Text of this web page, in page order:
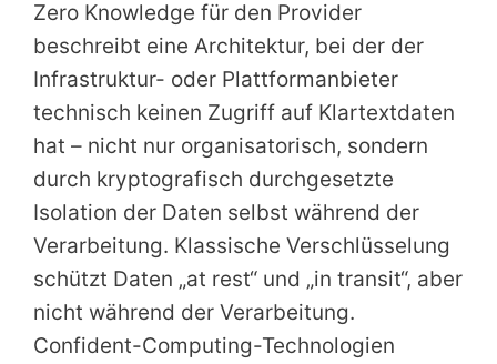
Zero Knowledge für den Provider
beschreibt eine Architektur, bei der der
Infrastruktur- oder Plattformanbieter
technisch keinen Zugriff auf Klartextdaten
hat – nicht nur organisatorisch, sondern
durch kryptografisch durchgesetzte
Isolation der Daten selbst während der
Verarbeitung. Klassische Verschlüsselung
schützt Daten „at rest“ und „in transit“, aber
nicht während der Verarbeitung.
Confident-Computing-Technologien